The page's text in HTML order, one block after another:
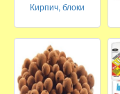
Кирпич, блоки